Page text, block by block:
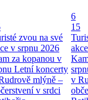
zvou na své
v srpnu 2026
za kopanou v
Letní koncerty
mlýně –
v srdci
6
15
v